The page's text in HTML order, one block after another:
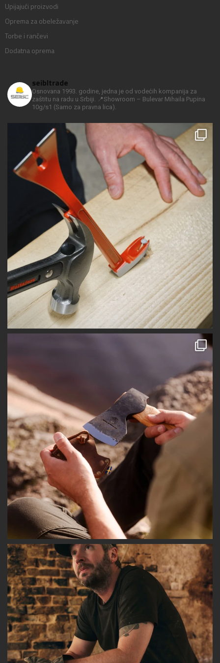
Upijajući proizvodi
Oprema za obeležavanje
Torbe i rančevi
Dodatna oprema
seibltrade
Osnovana 1993. godine, jedna je od vodećih kompanija za
zaštitu na radu u Srbiji.
📍Showroom – Bulevar Mihaila Pupina
10g/s1 (Samo za pravna lica).